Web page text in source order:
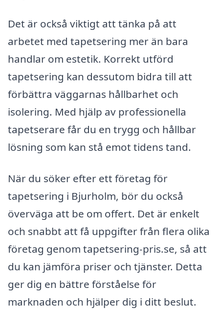
Det är också viktigt att tänka på att
arbetet med tapetsering mer än bara
handlar om estetik. Korrekt utförd
tapetsering kan dessutom bidra till att
förbättra väggarnas hållbarhet och
isolering. Med hjälp av professionella
tapetserare får du en trygg och hållbar
lösning som kan stå emot tidens tand.
När du söker efter ett företag för
tapetsering i Bjurholm, bör du också
överväga att be om offert. Det är enkelt
och snabbt att få uppgifter från flera olika
företag genom tapetsering-pris.se, så att
du kan jämföra priser och tjänster. Detta
ger dig en bättre förståelse för
marknaden och hjälper dig i ditt beslut.